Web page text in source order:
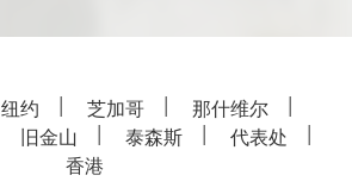
纽约 芝加哥
那什维尔
旧金山 泰森斯
代表处
香港